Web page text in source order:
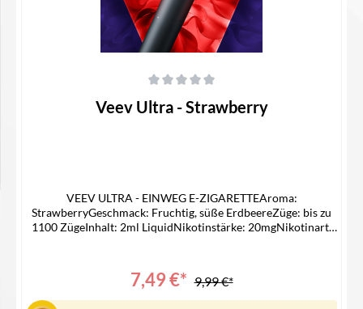
Veev Ultra - Strawberry
VEEV ULTRA - EINWEG E-ZIGARETTEAroma:
StrawberryGeschmack: Fruchtig, süße ErdbeereZüge: bis zu
1100 ZügeInhalt: 2ml LiquidNikotinstärke: 20mgNikotinart:
7,49 €* 9,99 €*